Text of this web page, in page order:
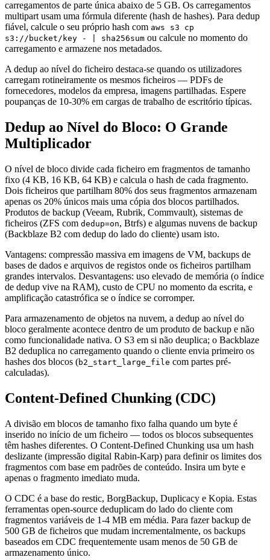
carregamentos de parte única abaixo de 5 GB. Os carregamentos
multipart usam uma fórmula diferente (hash de hashes). Para dedup
fiável, calcule o seu próprio hash com aws s3 cp
s3://bucket/key - | sha256sum ou calcule no momento do
carregamento e armazene nos metadados.
A dedup ao nível do ficheiro destaca-se quando os utilizadores
carregam rotineiramente os mesmos ficheiros — PDFs de
fornecedores, modelos da empresa, imagens partilhadas. Espere
poupanças de 10-30% em cargas de trabalho de escritório típicas.
Dedup ao Nível do Bloco: O Grande
Multiplicador
O nível de bloco divide cada ficheiro em fragmentos de tamanho
fixo (4 KB, 16 KB, 64 KB) e calcula o hash de cada fragmento.
Dois ficheiros que partilham 80% dos seus fragmentos armazenam
apenas os 20% únicos mais uma cópia dos blocos partilhados.
Produtos de backup (Veeam, Rubrik, Commvault), sistemas de
ficheiros (ZFS com dedup=on, Btrfs) e algumas nuvens de backup
(Backblaze B2 com dedup do lado do cliente) usam isto.
Vantagens: compressão massiva em imagens de VM, backups de
bases de dados e arquivos de registos onde os ficheiros partilham
grandes intervalos. Desvantagens: uso elevado de memória (o índice
de dedup vive na RAM), custo de CPU no momento da escrita, e
amplificação catastrófica se o índice se corromper.
Para armazenamento de objetos na nuvem, a dedup ao nível do
bloco geralmente acontece dentro de um produto de backup e não
como funcionalidade nativa. O S3 em si não deuplica; o Backblaze
B2 deduplica no carregamento quando o cliente envia primeiro os
hashes dos blocos (b2_start_large_file com partes pré-
calculadas).
Content-Defined Chunking (CDC)
A divisão em blocos de tamanho fixo falha quando um byte é
inserido no início de um ficheiro — todos os blocos subsequentes
têm hashes diferentes. O Content-Defined Chunking usa um hash
deslizante (impressão digital Rabin-Karp) para definir os limites dos
fragmentos com base em padrões de conteúdo. Insira um byte e
apenas o fragmento imediato muda.
O CDC é a base do restic, BorgBackup, Duplicacy e Kopia. Estas
ferramentas open-source deduplicam do lado do cliente com
fragmentos variáveis de 1-4 MB em média. Para fazer backup de
500 GB de ficheiros que mudam incrementalmente, os backups
baseados em CDC frequentemente usam menos de 50 GB de
armazenamento único.